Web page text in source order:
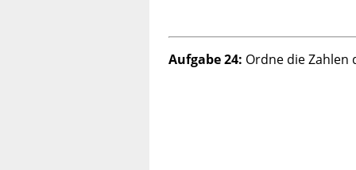
Aufgabe 24: Ordne die Zahlen